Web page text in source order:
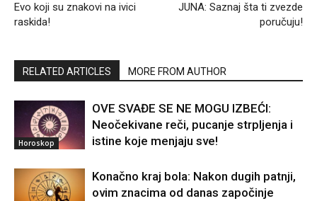
Evo koji su znakovi na ivici
raskida!
JUNA: Saznaj šta ti zvezde
poručuju!
RELATED ARTICLES MORE FROM AUTHOR
Horoskop
OVE SVAĐE SE NE MOGU IZBEĆI:
Neočekivane reči, pucanje strpljenja i
istine koje menjaju sve!
Konačno kraj bola: Nakon dugih patnji,
ovim znacima od danas započinje